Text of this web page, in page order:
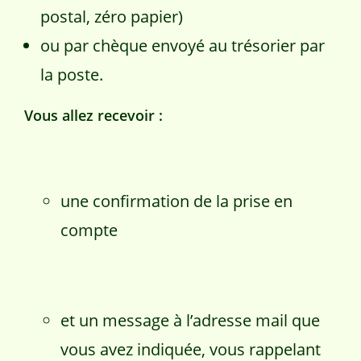
postal, zéro papier)
ou par chèque envoyé au trésorier par
la poste.
Vous allez recevoir :
une confirmation de la prise en
compte
et un message à l’adresse mail que
vous avez indiquée, vous rappelant